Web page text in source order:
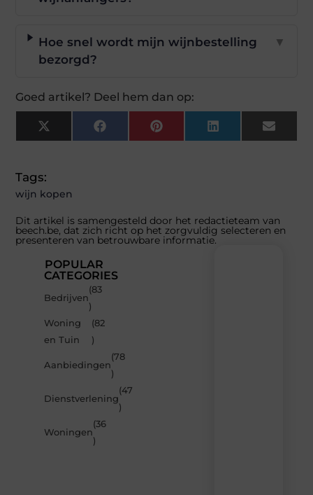
Hoe snel wordt mijn wijnbestelling
bezorgd?
▼
Goed artikel? Deel hem dan op:
X
(Twitter)
FacebookPinterestLinkedInEmail
Tags:
wijn kopen
Dit artikel is samengesteld door het redactieteam van
beech.be, dat zich richt op het zorgvuldig selecteren en
presenteren van betrouwbare informatie.
POPULAR
CATEGORIES
Bedrijven
(83
)
Woning
en Tuin
(82
)
Aanbiedingen
(78
)
Dienstverlening
(47
)
Woningen
(36
)